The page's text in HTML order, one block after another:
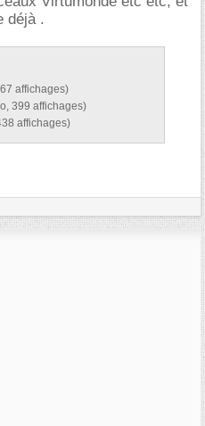
déjà .
affichages)
399 affichages)
affichages)